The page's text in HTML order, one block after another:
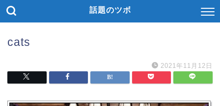
話題のツボ
cats
2021年11月12日